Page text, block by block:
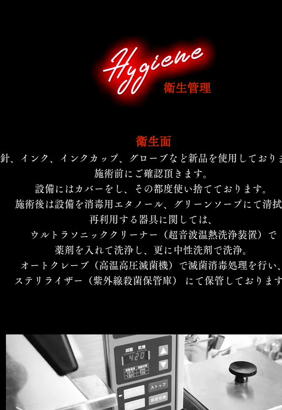
衛生管理
衛生面
針、インク、インクカップ、グローブなど新品を使用しており
施術前にご確認頂きます。
設備にはカバーをし、その都度使い捨てております。
施術後は設備を消毒用エタノール、グリーンソープにて清拭
再利用する器具に関しては、
ウルトラソニッククリーナー（超音波温熱洗浄装置）で
薬剤を入れて洗浄し、更に中性洗剤で洗浄。
オートクレーブ（高温高圧滅菌機）で滅菌消毒処理を行い、
ステリライザー（紫外線殺菌保管庫） にて保管しております